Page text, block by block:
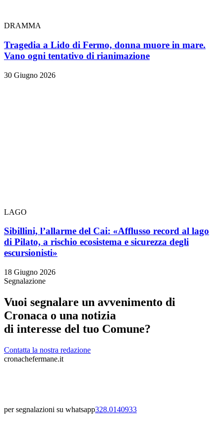
DRAMMA
Tragedia a Lido di Fermo, donna muore in mare.
Vano ogni tentativo di rianimazione
30 Giugno 2026
LAGO
Sibillini, l’allarme del Cai: «Afflusso record al lago
di Pilato, a rischio ecosistema e sicurezza degli
escursionisti»
18 Giugno 2026
Segnalazione
Vuoi segnalare un avvenimento di
Cronaca o una notizia
di interesse del tuo Comune?
Contatta la nostra redazione
cronachefermane.it
per segnalazioni su whatsapp328.0140933